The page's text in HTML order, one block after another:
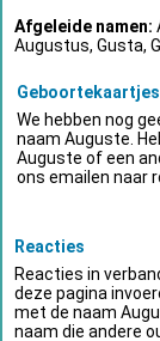
Afgeleide namen:
Augustus, Gusta,
We hebben nog
naam Auguste.
Auguste of een
ons emailen naar
Reacties
Reacties in
deze pagina
met de naam
naam die andere